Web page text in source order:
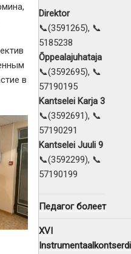
в
Direktor
📞(3591265), 📞
5185238
Õppealajuhataja
📞(3592695), 📞
57190195
Kantselei Karja 3
📞(3592691), 📞
57190291
Kantselei Juuli 9
📞(3592299), 📞
57190199
Педагог болеет
XVI
Instrumentaalkontserdi